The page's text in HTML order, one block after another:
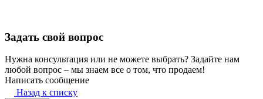
Задать свой вопрос
Нужна консультация или не можете выбрать? Задайте нам
любой вопрос – мы знаем все о том, что продаем!
Написать сообщение
Назад к списку